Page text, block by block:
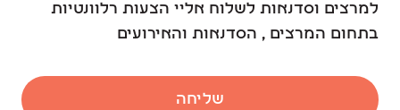
למרצים וסדנאות לשלוח אליי הצעות רלוונטיות
בתחום המרצים , הסדנאות והאירועים
שליחה